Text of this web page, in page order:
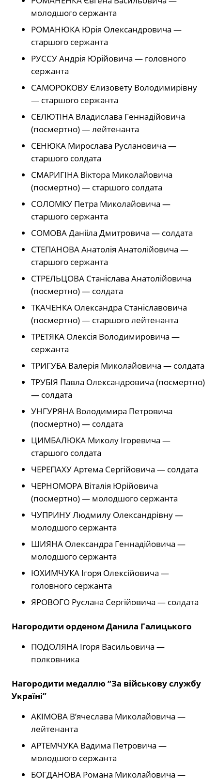
молодшого сержанта
РОМАНЮКА Юрія Олександровича —
старшого сержанта
РУССУ Андрія Юрійовича — головного
сержанта
САМОРОКОВУ Єлизовету Володимирівну
— старшого сержанта
СЕЛЮТІНА Владислава Геннадійовича
(посмертно) — лейтенанта
СЕНЮКА Мирослава Руслановича —
старшого солдата
СМАРИГІНА Віктора Миколайовича
(посмертно) — старшого солдата
СОЛОМКУ Петра Миколайовича —
старшого сержанта
СОМОВА Данііла Дмитровича — солдата
СТЕПАНОВА Анатолія Анатолійовича —
старшого сержанта
СТРЕЛЬЦОВА Станіслава Анатолійовича
(посмертно) — солдата
ТКАЧЕНКА Олександра Станіславовича
(посмертно) — старшого лейтенанта
ТРЕТЯКА Олексія Володимировича —
сержанта
ТРИГУБА Валерія Миколайовича — солдата
ТРУБІЯ Павла Олександровича (посмертно)
— солдата
УНГУРЯНА Володимира Петровича
(посмертно) — солдата
ЦИМБАЛЮКА Миколу Ігоревича —
старшого солдата
ЧЕРЕПАХУ Артема Сергійовича — солдата
ЧЕРНОМОРА Віталія Юрійовича
(посмертно) — молодшого сержанта
ЧУПРИНУ Людмилу Олександрівну —
молодшого сержанта
ШИЯНА Олександра Геннадійовича —
молодшого сержанта
ЮХИМЧУКА Ігоря Олексійовича —
головного сержанта
ЯРОВОГО Руслана Сергійовича — солдата
Нагородити орденом Данила Галицького
ПОДОЛЯНА Ігоря Васильовича —
полковника
Нагородити медаллю “За військову службу
Україні”
АКІМОВА В’ячеслава Миколайовича —
лейтенанта
АРТЕМЧУКА Вадима Петровича —
молодшого сержанта
БОГДАНОВА Романа Миколайовича —